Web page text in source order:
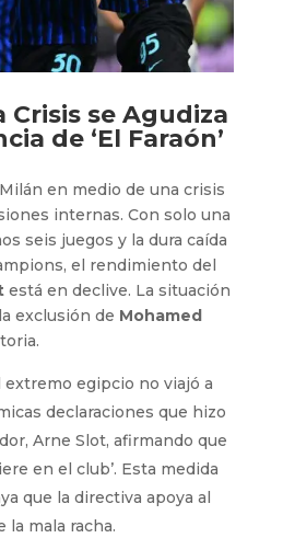
Crisis se Agudiza
de ‘El Faraón’
Milán en medio de una crisis
internas. Con solo una
seis juegos y la dura caída
el rendimiento del
está en declive. La situación
exclusión de Mohamed
egipcio no viajó a
declaraciones que hizo
Arne Slot, afirmando que
en el club’. Esta medida
que la directiva apoya al
la mala racha.